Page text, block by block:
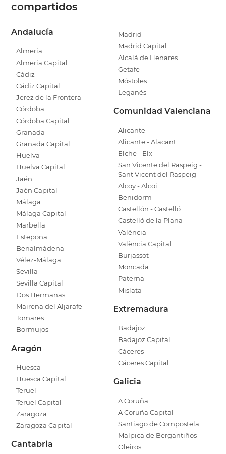
compartidos
Andalucía
Almería
Almería Capital
Cádiz
Cádiz Capital
Jerez de la Frontera
Córdoba
Córdoba Capital
Granada
Granada Capital
Huelva
Huelva Capital
Jaén
Jaén Capital
Málaga
Málaga Capital
Marbella
Estepona
Benalmádena
Vélez-Málaga
Sevilla
Sevilla Capital
Dos Hermanas
Mairena del Aljarafe
Tomares
Bormujos
Aragón
Huesca
Huesca Capital
Teruel
Teruel Capital
Zaragoza
Zaragoza Capital
Cantabria
Madrid
Madrid Capital
Alcalá de Henares
Getafe
Móstoles
Leganés
Comunidad Valenciana
Alicante
Alicante - Alacant
Elche - Elx
San Vicente del Raspeig -
Sant Vicent del Raspeig
Alcoy - Alcoi
Benidorm
Castellón - Castelló
Castelló de la Plana
València
València Capital
Burjassot
Moncada
Paterna
Mislata
Extremadura
Badajoz
Badajoz Capital
Cáceres
Cáceres Capital
Galicia
A Coruña
A Coruña Capital
Santiago de Compostela
Malpica de Bergantiños
Oleiros